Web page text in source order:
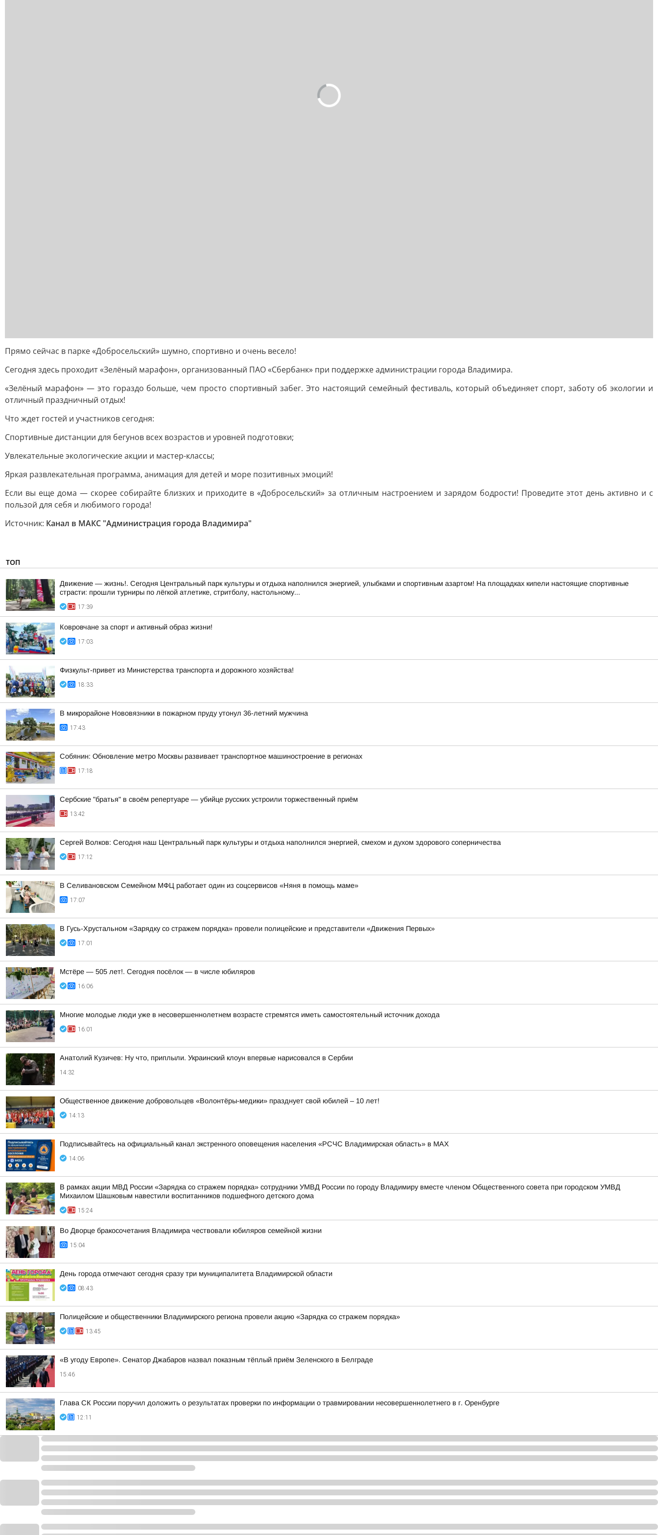
Прямо сейчас в парке «Добросельский» шумно, спортивно и очень весело!
Сегодня здесь проходит «Зелёный марафон», организованный ПАО «Сбербанк» при поддержке администрации города Владимира.
«Зелёный марафон» — это гораздо больше, чем просто спортивный забег. Это настоящий семейный фестиваль, который объединяет спорт, заботу об экологии и
отличный праздничный отдых!
Что ждет гостей и участников сегодня:
Спортивные дистанции для бегунов всех возрастов и уровней подготовки;
Увлекательные экологические акции и мастер-классы;
Яркая развлекательная программа, анимация для детей и море позитивных эмоций!
Если вы еще дома — скорее собирайте близких и приходите в «Добросельский» за отличным настроением и зарядом бодрости! Проведите этот день активно и с
пользой для себя и любимого города!
Источник: Канал в МАКС "Администрация города Владимира"
ТОП
Движение — жизнь!. Сегодня Центральный парк культуры и отдыха наполнился энергией, улыбками и спортивным азартом! На площадках кипели настоящие спортивные
страсти: прошли турниры по лёгкой атлетике, стритболу, настольному...
17:39
Ковровчане за спорт и активный образ жизни!
17:03
Физкульт-привет из Министерства транспорта и дорожного хозяйства!
18:33
В микрорайоне Нововязники в пожарном пруду утонул 36-летний мужчина
17:43
Собянин: Обновление метро Москвы развивает транспортное машиностроение в регионах
17:18
Сербские "братья" в своём репертуаре — убийце русских устроили торжественный приём
13:42
Сергей Волков: Сегодня наш Центральный парк культуры и отдыха наполнился энергией, смехом и духом здорового соперничества
17:12
В Селивановском Семейном МФЦ работает один из соцсервисов «Няня в помощь маме»
17:07
В Гусь-Хрустальном «Зарядку со стражем порядка» провели полицейские и представители «Движения Первых»
17:01
Мстёре — 505 лет!. Сегодня посёлок — в числе юбиляров
16:06
Многие молодые люди уже в несовершеннолетнем возрасте стремятся иметь самостоятельный источник дохода
16:01
Анатолий Кузичев: Ну что, приплыли. Украинский клоун впервые нарисовался в Сербии
14:32
Общественное движение добровольцев «Волонтёры-медики» празднует свой юбилей – 10 лет!
14:13
Подписывайтесь на официальный канал экстренного оповещения населения «РСЧС Владимирская область» в МАХ
14:06
В рамках акции МВД России «Зарядка со стражем порядка» сотрудники УМВД России по городу Владимиру вместе членом Общественного совета при городском УМВД
Михаилом Шашковым навестили воспитанников подшефного детского дома
15:24
Во Дворце бракосочетания Владимира чествовали юбиляров семейной жизни
15:04
День города отмечают сегодня сразу три муниципалитета Владимирской области
08:43
Полицейские и общественники Владимирского региона провели акцию «Зарядка со стражем порядка»
13:45
«В угоду Европе». Сенатор Джабаров назвал показным тёплый приём Зеленского в Белграде
15:46
Глава СК России поручил доложить о результатах проверки по информации о травмировании несовершеннолетнего в г. Оренбурге
12:11